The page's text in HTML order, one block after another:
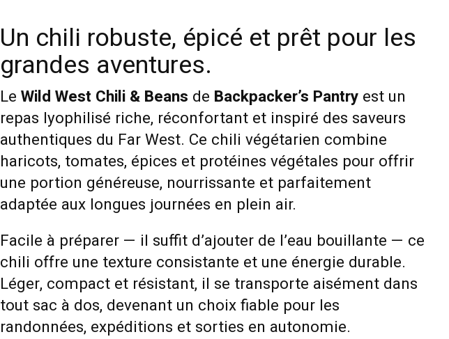
Un chili robuste, épicé et prêt pour les
grandes aventures.
Le Wild West Chili & Beans de Backpacker’s Pantryest un
repas lyophilisé riche, réconfortant et inspiré des saveurs
authentiques du Far West. Ce chili végétarien combine
haricots, tomates, épices et protéines végétales pour offrir
une portion généreuse, nourrissante et parfaitement
adaptée aux longues journées en plein air.
Facile à préparer — il suffit d’ajouter de l’eau bouillante — ce
chili offre une texture consistante et une énergie durable.
Léger, compact et résistant, il se transporte aisément dans
tout sac à dos, devenant un choix fiable pour les
randonnées, expéditions et sorties en autonomie.